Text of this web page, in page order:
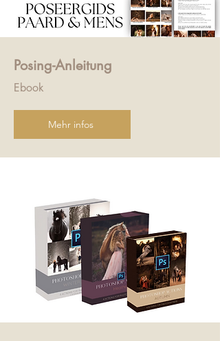
Posing-Anleitung
Ebook
Mehr infos